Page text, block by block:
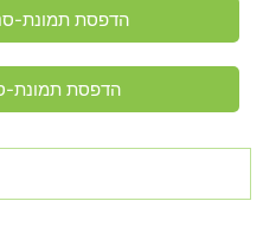
הדפסת תמונת-
הדפסת תמונת-